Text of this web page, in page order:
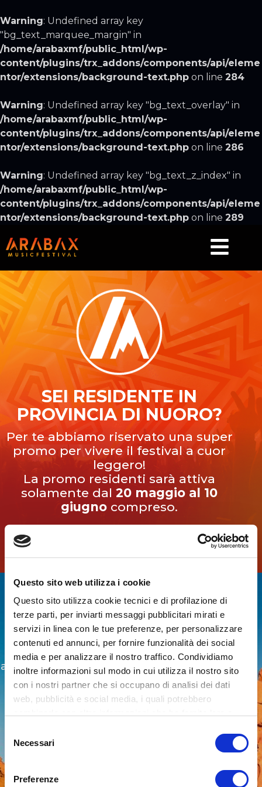
Questo sito web utilizza i cookie
Questo sito utilizza cookie tecnici e di profilazione di
terze parti, per inviarti messaggi pubblicitari mirati e
servizi in linea con le tue preferenze, per personalizzare
contenuti ed annunci, per fornire funzionalità dei social
media e per analizzare il nostro traffico. Condividiamo
inoltre informazioni sul modo in cui utilizza il nostro sito
con i nostri partner che si occupano di analisi dei dati
web, pubblicità e social media, i quali potrebbero
la nostra cookie policy. Il consenso può essere espresso
l
e
Necessari
Preferenze
Warning: Undefined array key
"bg_text_marquee_margin" in
/home/arabaxmf/public_html/wp-
content/plugins/trx_addons/components/api/eleme
ntor/extensions/background-text.php on line 284
Warning: Undefined array key "bg_text_overlay" in
/home/arabaxmf/public_html/wp-
content/plugins/trx_addons/components/api/eleme
ntor/extensions/background-text.php on line 286
Warning: Undefined array key "bg_text_z_index" in
/home/arabaxmf/public_html/wp-
content/plugins/trx_addons/components/api/eleme
ntor/extensions/background-text.php on line 289
SEI RESIDENTE IN
PROVINCIA DI NUORO?
Per te abbiamo riservato una super
promo per vivere il festival a cuor
leggero!
La promo residenti sarà attiva
solamente dal 20 maggio al 10
giugno compreso.
SCONTO DEL 15% SINGOLE DATE
La promozione dedicata ai residenti in
provincia di Nuoro ed i biglietti sono
acquistabili solo nel punto vendita indicato.
Numero limitato fino ad esaurimento
disponibilità. Presentarsi presso il punto